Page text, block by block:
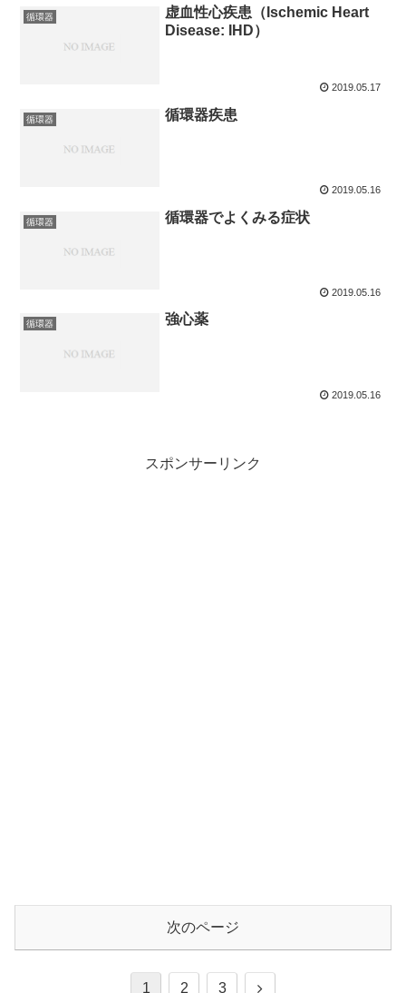
循環器
虚血性心疾患（Ischemic Heart
Disease: IHD）
2019.05.17
循環器 循環器疾患
2019.05.16
循環器 循環器でよくみる症状
2019.05.16
循環器 強心薬
2019.05.16
スポンサーリンク
次のページ
1 2 3 次